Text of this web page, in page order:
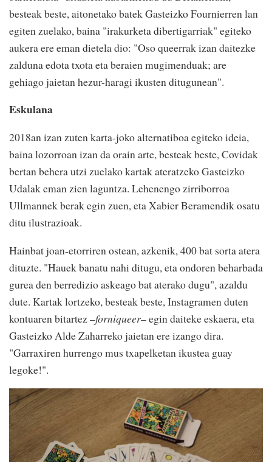
besteak beste, aitonetako batek Gasteizko Fournierren lan
egiten zuelako, baina "irakurketa dibertigarriak" egiteko
aukera ere eman dietela dio: "Oso queerrak izan daitezke
zalduna edota txota eta beraien mugimenduak; are
gehiago jaietan hezur-haragi ikusten ditugunean".
Eskulana
2018an izan zuten karta-joko alternatiboa egiteko ideia,
baina lozorroan izan da orain arte, besteak beste, Covidak
bertan behera utzi zuelako kartak ateratzeko Gasteizko
Udalak eman zien laguntza. Lehenengo zirriborroa
Ullmannek berak egin zuen, eta Xabier Beramendik osatu
ditu ilustrazioak.
Hainbat joan-etorriren ostean, azkenik, 400 bat sorta atera
dituzte. "Hauek banatu nahi ditugu, eta ondoren beharbada
gurea den berredizio askeago bat aterako dugu", azaldu
dute. Kartak lortzeko, besteak beste, Instagramen duten
kontuaren bitartez –forniqueer– egin daiteke eskaera, eta
Gasteizko Alde Zaharreko jaietan ere izango dira.
"Garraxiren hurrengo mus txapelketan ikustea guay
legoke!".